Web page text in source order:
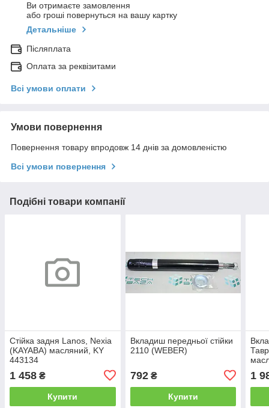
Ви отримаєте замовлення
або гроші повернуться на вашу картку
Детальніше
Післяплата
Оплата за реквізитами
Всі умови оплати
Умови повернення
Повернення товару впродовж 14 днів за домовленістю
Всі умови повернення
Подібні товари компанії
Стійка задня Lanos, Nexia
(KAYABA) масляний, KY
443134
1 458 ₴
Купити
Вкладиш передньої стійки
2110 (WEBER)
792₴
Купити
1